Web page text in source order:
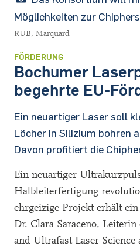
Möglichkeiten zur
RUB, Marquard
FÖRDERUNG
Bochumer
begehrte EU-
Ein neuartiger Laser soll
Löcher in Silizium bohren
Davon profitiert die
Ein neuartiger
Halbleiterfertigung
ehrgeizige Projekt erhält
Dr. Clara Saraceno,
and Ultrafast Laser